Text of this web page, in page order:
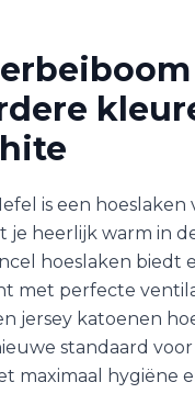
is een
je heerlijk warm in
hoeslaken biedt
met perfecte
jersey katoenen
standaard voor
maximaal hygiëne